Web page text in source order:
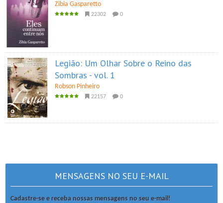
Zibia Gasparetto
22302 0
Legião: Um Olhar Sobre o Reino das
Sombras - vol. 1
Robson Pinheiro
22157 0
MENSAGENS NO SEU E-MAIL
Cadastre-se e receba nossas mensagens no seu e-mail!